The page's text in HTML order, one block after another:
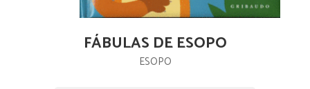
FÁBULAS DE ESOPO
ESOPO